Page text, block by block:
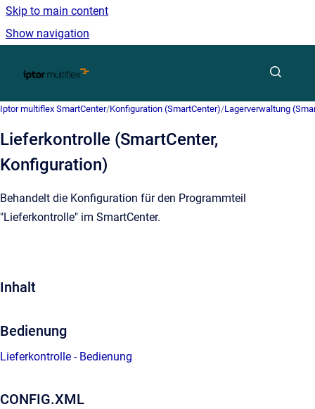
Skip to main content
Show navigation
Iptor multiflex SmartCenter/Konfiguration (SmartCenter)/Lagerverwaltung
Lieferkontrolle (SmartCenter,
Konfiguration)
Behandelt die Konfiguration für den Programmteil
"Lieferkontrolle" im SmartCenter.
Inhalt
Bedienung
Lieferkontrolle - Bedienung
CONFIG.XML